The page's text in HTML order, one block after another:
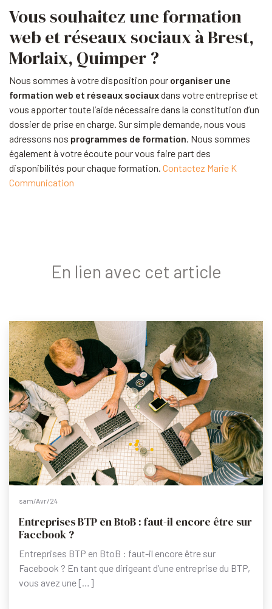
Vous souhaitez une formation
web et réseaux sociaux à Brest,
Morlaix, Quimper ?
Nous sommes à votre disposition pour organiser une
formation web et réseaux sociauxdans votre entreprise et
vous apporter toute l’aide nécessaire dans la constitution d’un
dossier de prise en charge. Sur simple demande, nous vous
adressons nos programmes de formation . Nous sommes
également à votre écoute pour vous faire part des
disponibilités pour chaque formation. Contactez Marie K
Communication
En lien avec cet article
sam/Avr/24
Entreprises BTP en BtoB : faut-il encore être sur
Facebook ?
Entreprises BTP en BtoB : faut-il encore être sur
Facebook ? En tant que dirigeant d’une entreprise du BTP,
vous avez une […]